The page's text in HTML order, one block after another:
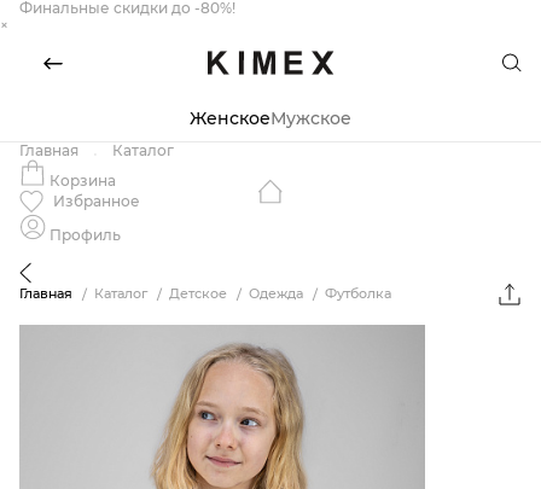
Финальные скидки до -80%!
×
ЖенскоеМужское
Главная
Каталог
Корзина
Избранное
Профиль
Главная Каталог Детское Одежда Футболка